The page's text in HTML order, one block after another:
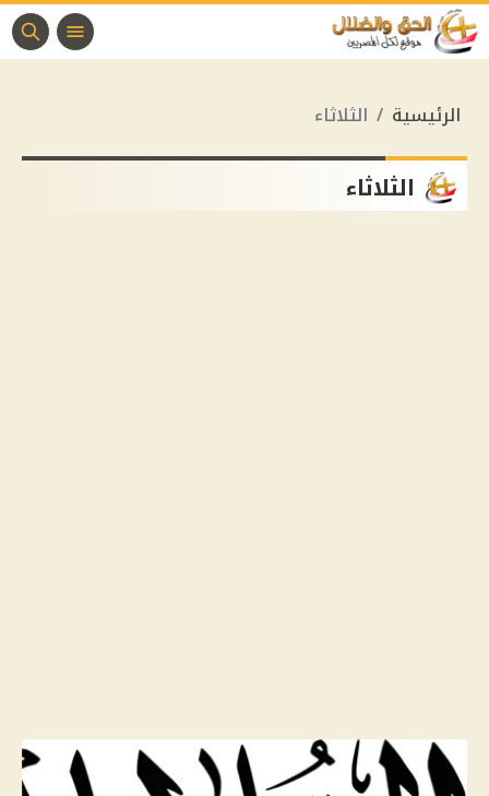
الرئيسية الثلاثاء
الثلاثاء